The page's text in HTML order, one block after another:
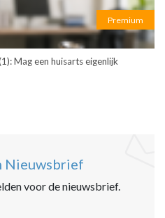
Premium
Mag een huisarts eigenlijk
Nieuwsbrief
voor de nieuwsbrief.